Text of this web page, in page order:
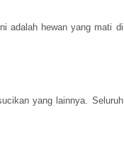
adalah hewan yang mati di
yang lainnya. Seluruh